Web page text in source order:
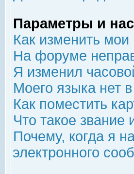
Параметры и
Как изменить мои
На форуме
Я изменил
Моего языка нет
Как поместить
Что такое звание
Почему, когда я
электронного